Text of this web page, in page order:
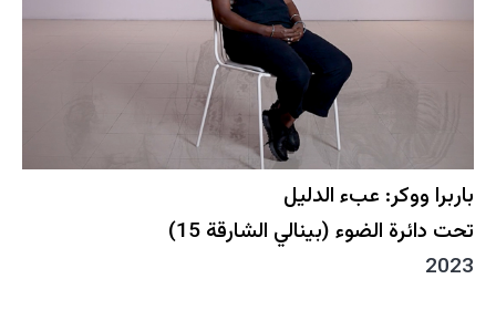
باربرا ووكر: عبء الدليل
تحت دائرة الضوء (بينالي الشارقة 15)
2023